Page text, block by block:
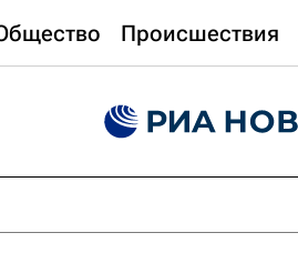
Происшествия